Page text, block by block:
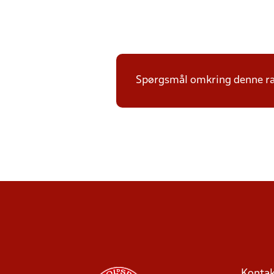
Spørgsmål omkring denne